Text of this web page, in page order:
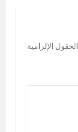
الحقول الإلزامية